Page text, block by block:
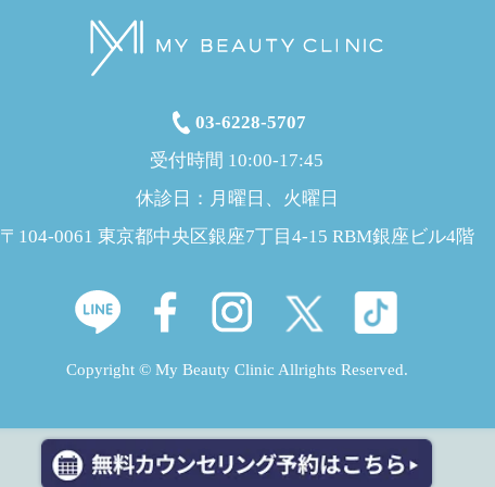
03-6228-5707
受付時間 10:00-17:45
休診日：月曜日、火曜日
〒104-0061 東京都中央区銀座7丁目4-15 RBM銀座ビル4階
Copyright © My Beauty Clinic Allrights Reserved.